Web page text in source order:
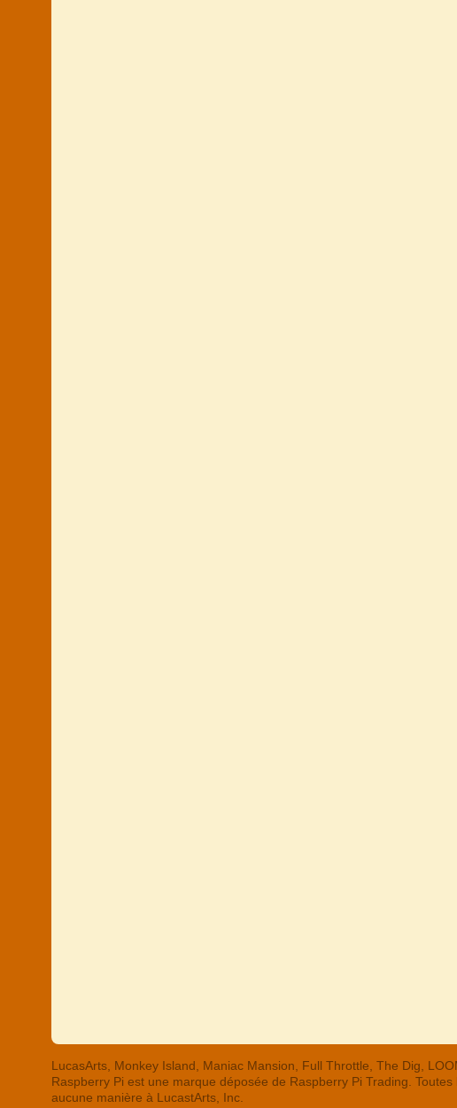
LucasArts, Monkey Island, Maniac Mansion, Full Throttle, The Dig,
Raspberry Pi est une marque déposée de Raspberry Pi Trading.
aucune manière à LucastArts, Inc.